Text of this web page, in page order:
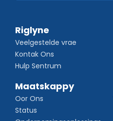
Riglyne
Veelgestelde vrae
Kontak Ons
Hulp Sentrum
Maatskappy
Oor Ons
Status